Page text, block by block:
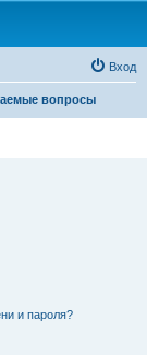
Вход
вопросы
и пароля?